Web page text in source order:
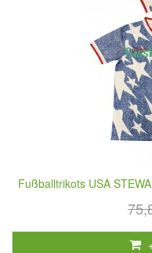
Fußballtrikots USA